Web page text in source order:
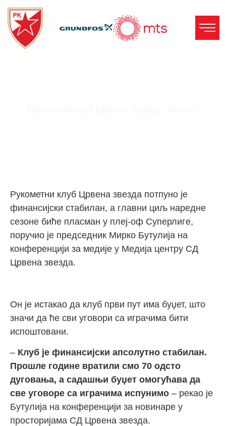
Рукометни клуб Црвена звезда потпуно је
финансијски стабилан, а главни циљ наредне
сезоне биће пласман у плеј-оф Суперлиге,
поручио је председник Мирко Бутулија на
конференцији за медије у Медија центру СД
Црвена звезда.
Он је истакао да клуб први пут има буџет, што
значи да ће сви уговори са играчима бити
испоштовани.
– Клуб је финансијски апсолутно стабилан.
Прошле године вратили смо 70 одсто
дуговања, а садашњи буџет омогућава да
све уговоре са играчима испунимо – рекао је
Бутулија на конференцији за новинаре у
просторијама СД Црвена звезда.